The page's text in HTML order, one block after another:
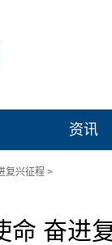
资讯
复兴征程 >
命 奋进